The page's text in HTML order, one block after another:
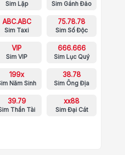
Sim Lặp Sim Gánh Đảo
ABC.ABC
Sim Taxi
75.78.78
Sim Số Độc
VIP
Sim VIP
666.666
Sim Lục Quý
199x
Năm Sinh
38.78
Sim Ông Địa
39.79
Thần Tài
xx88
Sim Đại Cát